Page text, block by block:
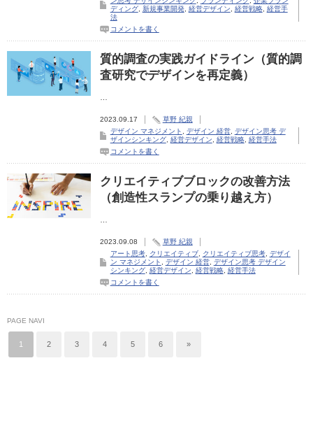
ディング, 新規事業開発, 経営デザイン 経営戦略, 経営手
法
コメントを書く
質的調査の実践ガイドライン（質的調
査研究でデザインを再定義）
2023.09.17
草野 紀親
デザイン マネジメント
デザイン 経営, デザイン思考 デ
ザインシンキング, 経営デザイン 経営戦略, 経営手法
コメントを書く
クリエイティブブロックの改善方法
（創造性スランプの乗り越え方）
2023.09.08
草野 紀親
アート思考, クリエイティブ, クリエイティブ思考, デザイ
ン マネジメント
デザイン 経営, デザイン思考 デザイン
シンキング, 経営デザイン 経営戦略, 経営手法
コメントを書く
PAGE NAVI
1 2 3 4 5 6 »